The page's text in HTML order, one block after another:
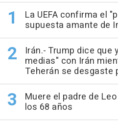
La UEFA confirma el
supuesta amante de
Irán.- Trump dice que
medias" con Irán
Teherán se desgaste
Muere el padre de
los 68 años